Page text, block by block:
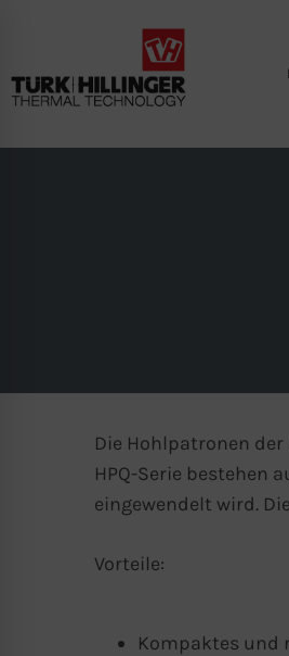
Die Hohlpatronen
HPQ-Serie bestehen
eingewendelt wird.
Vorteile:
Kompaktes und